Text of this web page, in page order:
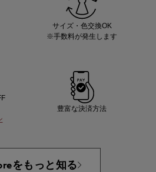
ポン
サイズ・色交換OK
※手数料が発生します
豊富な決済方法
をもっと知る